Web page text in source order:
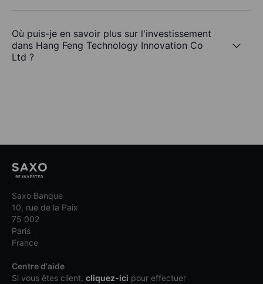
Où puis-je en savoir plus sur l'investissement
dans Hang Feng Technology Innovation Co
Ltd ?
Saxo Banque
10, rue de la Paix
75 002
Paris
France
Centre d'aide
Si vous êtes client, cliquez-ici pour effectuer